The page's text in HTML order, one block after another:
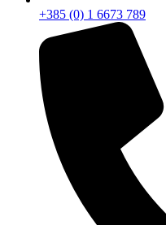
+385 (0) 1 6673 789